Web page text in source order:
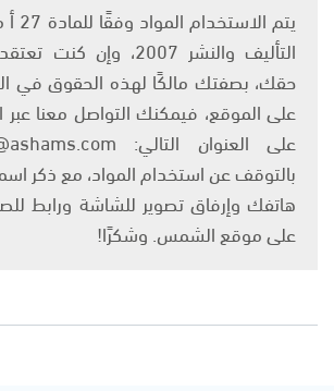
التأليف والنشر 2007،
حقك، بصفتك مالكًا لهذه الحقوق في
على الموقع، فيمكنك التواصل معنا عبر
بالتوقف عن استخدام المواد، مع ذكر
هاتفك وإرفاق تصوير للشاشة ورابط
على موقع الشمس. وشكرًا!